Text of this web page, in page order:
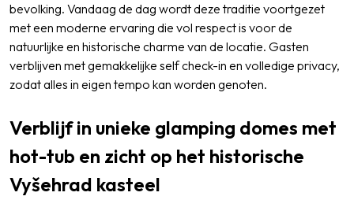
bevolking. Vandaag de dag wordt deze traditie voortgezet
met een moderne ervaring die vol respect is voor de
natuurlijke en historische charme van de locatie. Gasten
verblijven met gemakkelijke self check-in en volledige privacy,
zodat alles in eigen tempo kan worden genoten.
Verblijf in unieke glamping domes met
hot-tub en zicht op het historische
Vyšehrad kasteel